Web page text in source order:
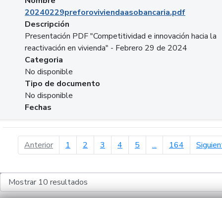
20240229preforoviviendaasobancaria.pdf
Descripción
Presentación PDF "Competitividad e innovación hacia la
reactivación en vivienda" - Febrero 29 de 2024
Categoria
No disponible
Tipo de documento
No disponible
Fechas
Anteriorpágina anterior
1 2 3 4 5 ... 164